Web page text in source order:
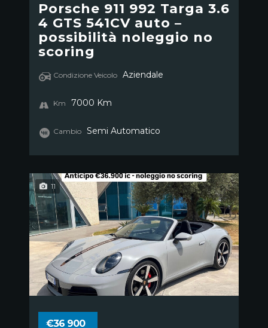
Porsche 911 992 Targa 3.6
4 GTS 541CV auto –
possibilità noleggio no
scoring
Condizione Veicolo Aziendale
Km 7000 Km
Cambio Semi Automatico
11
€36 900